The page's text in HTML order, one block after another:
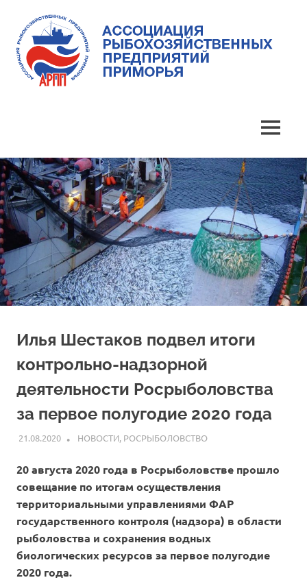
content
предприятий
Приморья
MENU
Илья Шестаков подвел итоги
контрольно-надзорной
деятельности Росрыболовства
за первое полугодие 2020 года
21.08.2020 ARPP
НОВОСТИ, РОСРЫБОЛОВСТВО
20 августа 2020 года в Росрыболовстве прошло
совещание по итогам осуществления
территориальными управлениями ФАР
государственного контроля (надзора) в области
рыболовства и сохранения водных
биологических ресурсов за первое полугодие
2020 года.